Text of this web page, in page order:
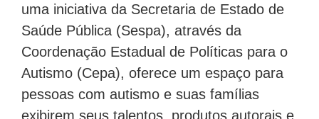
uma iniciativa da Secretaria de Estado de
Saúde Pública (Sespa), através da
Coordenação Estadual de Políticas para o
Autismo (Cepa), oferece um espaço para
pessoas com autismo e suas famílias
exibirem seus talentos, produtos autorais e